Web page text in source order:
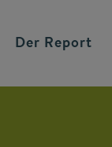
Der Report